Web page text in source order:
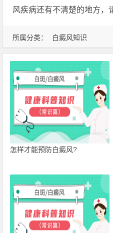
所属分类： 白癜风知识
风疾病还有不清楚的地方，
怎样才能预防白癜风?